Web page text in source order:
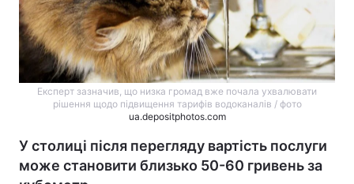
Експерт зазначив, що низка громад вже почала ухвалювати
рішення щодо підвищення тарифів водоканалів / фото
ua.depositphotos.com
У столиці після перегляду вартість послуги
може становити близько 50-60 гривень за